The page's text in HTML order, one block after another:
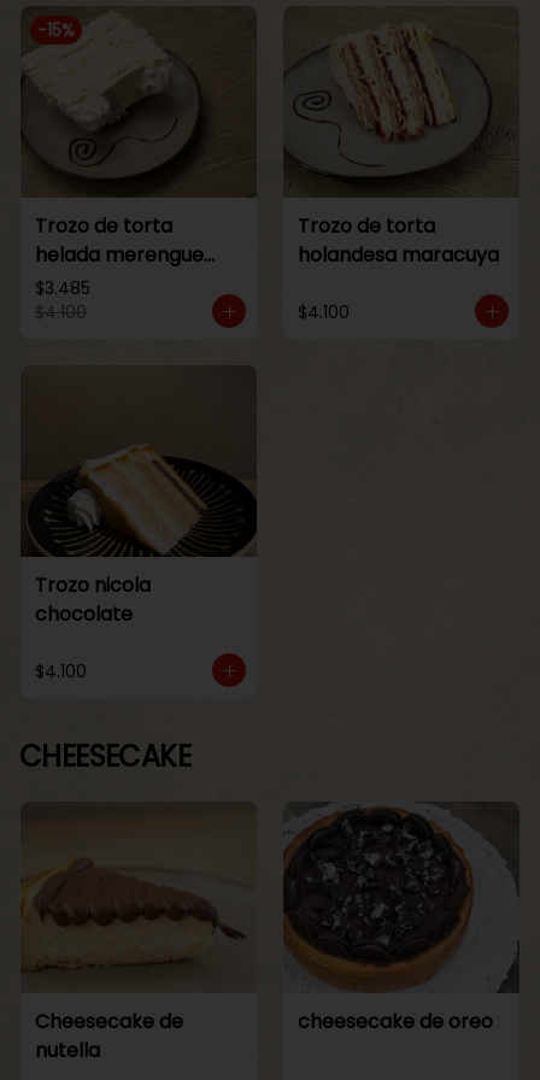
-15%
Trozo de torta
helada merengue
lucuma
$3.485
$4.100
Trozo de torta
holandesa maracuya
$4.100
Trozo nicola
chocolate
$4.100
CHEESECAKE
Cheesecake de
nutella
cheesecake de oreo